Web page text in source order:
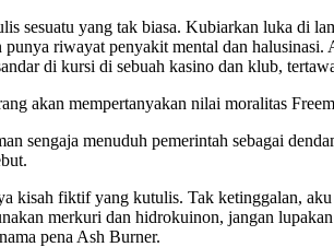
sesuatu yang tak biasa. Kubiarkan luka di
riwayat penyakit mental dan
di kursi di sebuah kasino dan klub,
akan mempertanyakan nilai moralitas
sengaja menuduh pemerintah sebagai
kisah fiktif yang kutulis. Tak ketinggalan,
merkuri dan hidrokuinon, jangan
pena Ash Burner.